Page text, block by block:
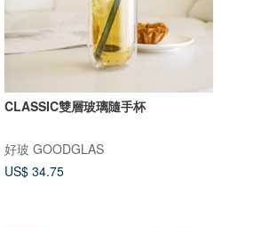
CLASSIC雙層玻璃隨手杯
好玻 GOODGLAS
US$ 34.75